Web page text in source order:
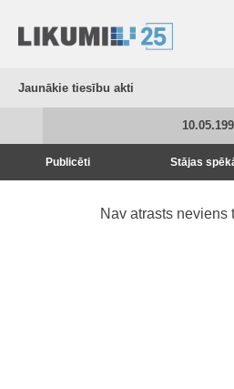
Jaunākie tiesību akti
Publicēti Stājas
Nav atrasts neviens